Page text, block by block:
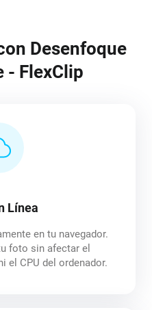
Desenfoque
- FlexClip
Línea
en tu navegador.
foto sin afectar el
el CPU del ordenador.